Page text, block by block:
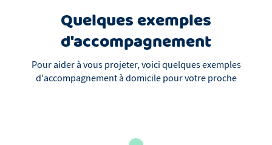
Quelques exemples
d'accompagnement
Pour aider à vous projeter, voici quelques exemples
d'accompagnement à domicile pour votre proche